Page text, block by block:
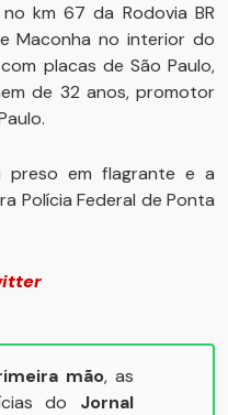
km 67 da Rodovia BR
Maconha no interior do
placas de São Paulo,
de 32 anos, promotor
preso em flagrante e a
Polícia Federal de Ponta
mão, as
do Jornal